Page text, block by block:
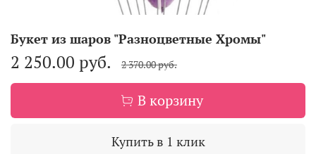
Букет из шаров "Разноцветные Хромы"
2 250.00 руб. 2 370.00 руб.
В корзину
Купить в 1 клик